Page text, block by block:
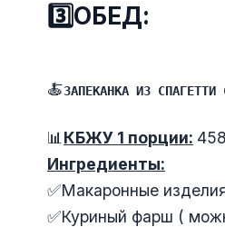
3️⃣ОБЕД:
🍝ЗАПЕКАНКА ИЗ
📊 КБЖУ 1 порции:
Ингредиенты:
✅Макаронные
✅Куриный фарш (